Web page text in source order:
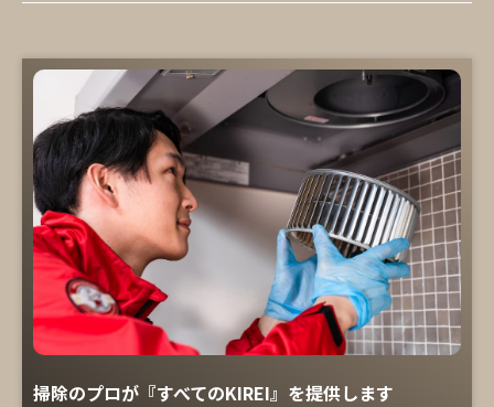
掃除のプロが『すべてのKIREI』を提供します